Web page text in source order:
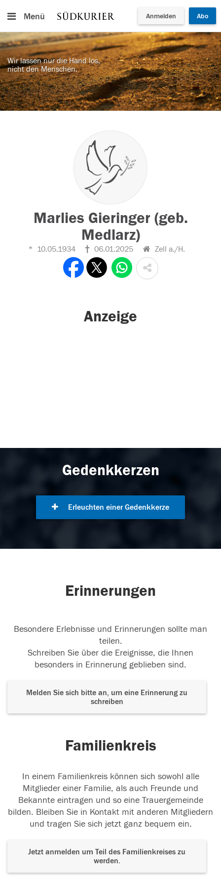
Menü Anmelden Abo
Wir lassen nur die Hand los,
nicht den Menschen.
Marlies Gieringer (geb.
Medlarz)
10.05.1934 06.01.2025 Zell a./H.
Anzeige
Gedenkkerzen
Erleuchten einer Gedenkkerze
Erinnerungen
Besondere Erlebnisse und Erinnerungen sollte man
teilen.
Schreiben Sie über die Ereignisse, die Ihnen
besonders in Erinnerung geblieben sind.
Melden Sie sich bitte an, um eine Erinnerung zu
schreiben
Familienkreis
In einem Familienkreis können sich sowohl alle
Mitglieder einer Familie, als auch Freunde und
Bekannte eintragen und so eine Trauergemeinde
bilden. Bleiben Sie in Kontakt mit anderen Mitgliedern
und tragen Sie sich jetzt ganz bequem ein.
Jetzt anmelden um Teil des Familienkreises zu
werden.